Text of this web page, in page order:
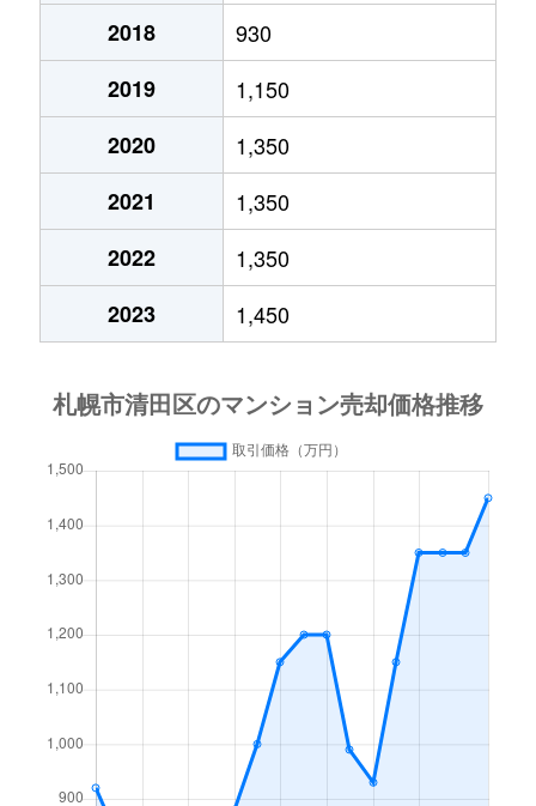
平岡４条
1,600万円
平岡４条
2,600万円
平岡５条
1,600万円
平岡６条
2,100万円
平岡６条
2,700万円
平岡公園東
2,200万円
2018
930
2019
1,150
2020
1,350
2021
1,350
2022
1,350
2023
1,450